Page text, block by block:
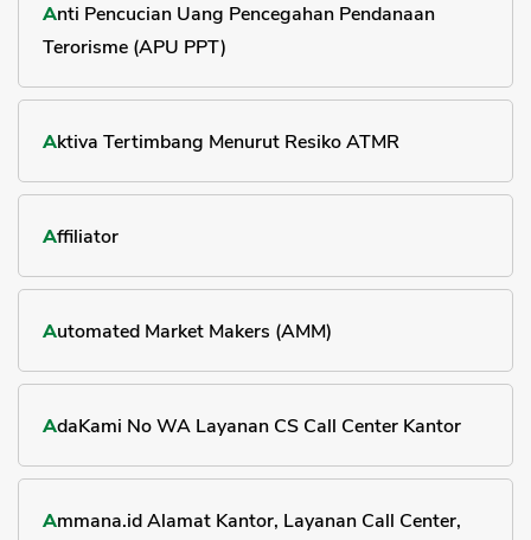
Exchange
Asuransi
Asuransi Jiwa
Asuransi Kesehatan
Anti Pencucian Uang Pencegahan Pendanaan
Terorisme (APU PPT)
Aktiva Tertimbang Menurut Resiko ATMR
Affiliator
Automated Market Makers (AMM)
AdaKami No WA Layanan CS Call Center Kantor
Ammana.id Alamat Kantor, Layanan Call Center,